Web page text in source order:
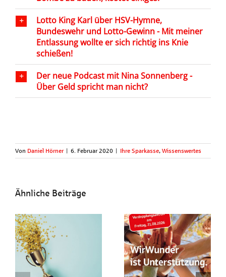
Lotto King Karl über HSV-Hymne,
Bundeswehr und Lotto-Gewinn - Mit meiner
Entlassung wollte er sich richtig ins Knie
schießen!
Der neue Podcast mit Nina Sonnenberg -
Über Geld spricht man nicht?
Von Daniel Hörner | 6. Februar 2020 | Ihre Sparkasse, Wissenswertes
Ähnliche Beiträge